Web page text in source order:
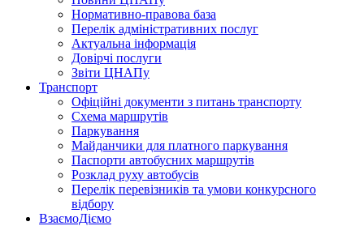
Нормативно-правова база
Перелік адміністративних послуг
Актуальна інформація
Довірчі послуги
Звіти ЦНАПу
Транспорт
Офіційні документи з питань транспорту
Схема маршрутів
Паркування
Майданчики для платного паркування
Паспорти автобусних маршрутів
Розклад руху автобусів
Перелік перевізників та умови конкурсного
відбору
ВзаємоДіємо